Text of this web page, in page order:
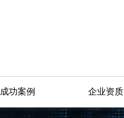
成功案例 企业资质